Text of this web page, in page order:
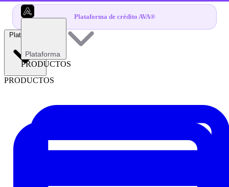
Plataforma de crédito AVA®
Plataforma
PRODUCTOS
Plataforma
PRODUCTOS